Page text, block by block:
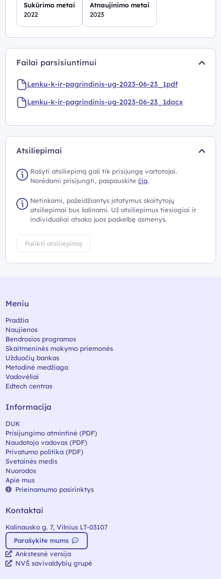
Sukūrimo metai
2022
Atnaujinimo metai
2023
Failai parsisiuntimui
Lenku-k-ir-pagrindinis-ug-2023-06-23_1pdf
Lenku-k-ir-pagrindinis-ug-2023-06-23_1docx
Atsiliepimai
Rašyti atsiliepimą gali tik prisijungę vartotojai.
Norėdami prisijungti, paspauskite čia.
Netinkami, pažeidžiantys įstatymus skaitytojų
atsiliepimai bus šalinami. Už atsiliepimus tiesiogiai ir
individualiai atsako juos paskelbę asmenys.
Palikti atsiliepimą
Meniu
Pradžia
Naujienos
Bendrosios programos
Skaitmeninės mokymo priemonės
Užduočių bankas
Metodinė medžiaga
Vadovėliai
Edtech centras
Informacija
DUK
Prisijungimo atmintinė (PDF)
Naudotojo vadovas (PDF)
Privatumo politika (PDF)
Svetainės medis
Nuorodos
Apie mus
Prieinamumo pasirinktys
Kontaktai
Kalinausko g. 7, Vilnius LT-03107
Parašykite mums
Ankstesnė versija
NVŠ savivaldybių grupė